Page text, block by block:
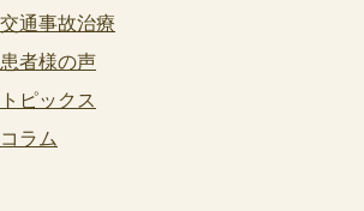
交通事故治療
患者様の声
トピックス
コラム